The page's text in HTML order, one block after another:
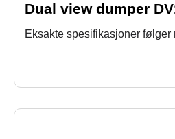
Dual view dumper
Eksakte spesifikasjoner følger